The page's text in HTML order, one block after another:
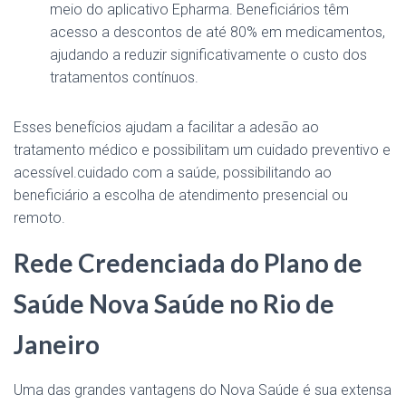
meio do aplicativo Epharma. Beneficiários têm
acesso a descontos de até 80% em medicamentos,
ajudando a reduzir significativamente o custo dos
tratamentos contínuos​.
Esses benefícios ajudam a facilitar a adesão ao
tratamento médico e possibilitam um cuidado preventivo e
acessível.cuidado com a saúde, possibilitando ao
beneficiário a escolha de atendimento presencial ou
remoto.
Rede Credenciada do Plano de
Saúde Nova Saúde no Rio de
Janeiro
Uma das grandes vantagens do Nova Saúde é sua extensa